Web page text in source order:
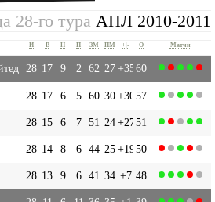
28-го тура АПЛ 2010-2011
И В Н П ЗМ ПМ +|- О Матчи
28 17 9 2 62 27+3560
28 17 6 5 60 30+3057
28 15 6 7 51 24+2751
28 14 8 6 44 25+1950
28 13 9 6 41 34 +7 48